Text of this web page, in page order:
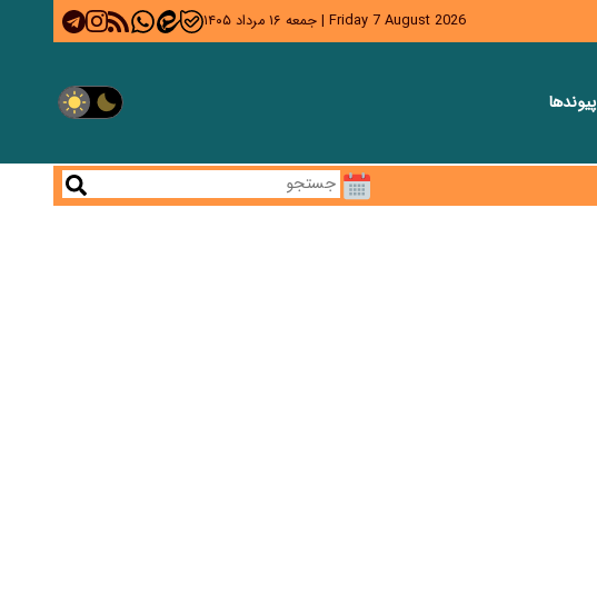
Friday 7 August 2026
| جمعه ۱۶ مرداد ۱۴۰۵
پیوندها